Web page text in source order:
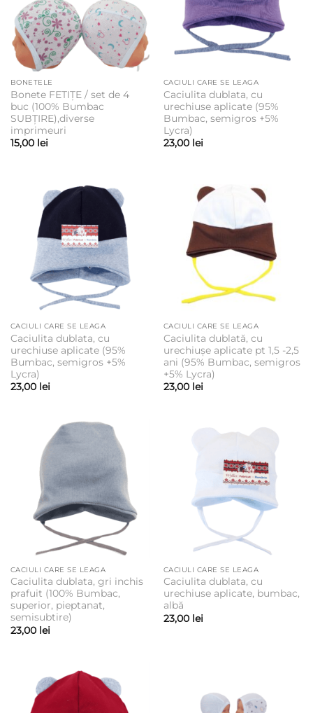
BONETELE
Bonete FETIȚE / set de 4
buc (100% Bumbac
SUBȚIRE),diverse
imprimeuri
15,00 lei
CACIULI CARE SE LEAGA
Caciulita dublata, cu
urechiuse aplicate (95%
Bumbac, semigros +5%
Lycra)
23,00 lei
CACIULI CARE SE LEAGA
Caciulita dublata, cu
urechiuse aplicate (95%
Bumbac, semigros +5%
Lycra)
23,00 lei
CACIULI CARE SE LEAGA
Caciulita dublată, cu
urechiușe aplicate pt 1,5 -2,5
ani (95% Bumbac, semigros
+5% Lycra)
23,00 lei
CACIULI CARE SE LEAGA
Caciulita dublata, gri inchis
prafuit (100% Bumbac,
superior, pieptanat,
semisubtire)
23,00 lei
CACIULI CARE SE LEAGA
Caciulita dublata, cu
urechiuse aplicate, bumbac,
albă
23,00 lei